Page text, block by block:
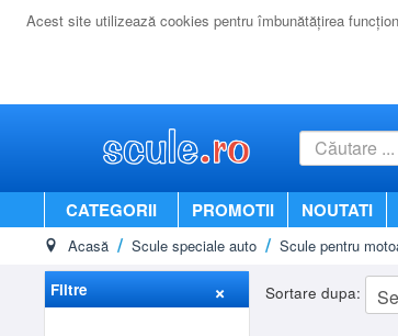
Acest site utilizează cookies pentru îmbunătăţirea
CATEGORII PROMOTII NOUTATI
Acasă Scule speciale auto Scule pentru
Filtre Sortare dupa: